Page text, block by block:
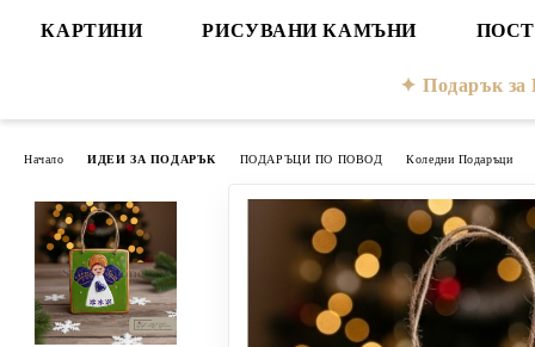
КАРТИНИ РИСУВАНИ КАМЪНИ
Подарък
Начало ИДЕИ ЗА ПОДАРЪК ПОДАРЪЦИ ПО ПОВОД Коледни Подаръци